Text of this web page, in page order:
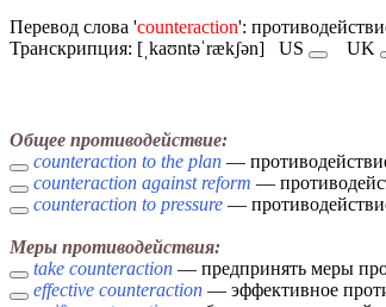
Перевод слова 'counteraction':
Транскрипция: [ˌkaʊntəˈrækʃən] US UK
Общее противодействие:
counteraction to the plan —
counteraction against reform —
counteraction to pressure —
Меры противодействия:
take counteraction — предпринять меры
effective counteraction — эффективное